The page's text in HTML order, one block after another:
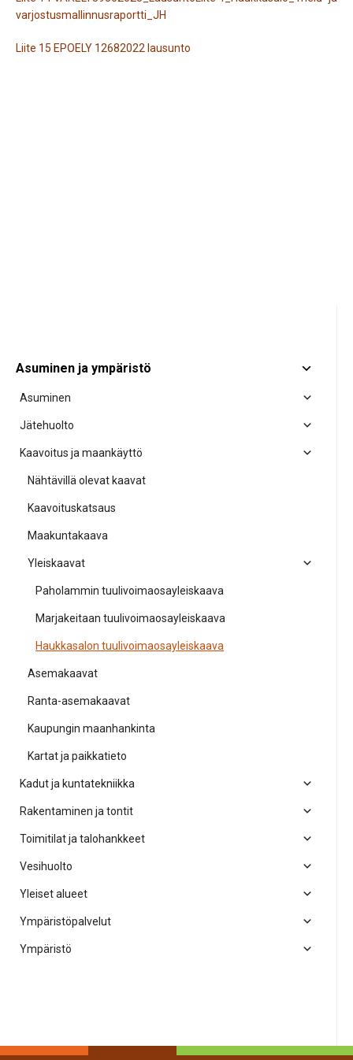
varjostusmallinnusraportti_JH
Liite 15 EPOELY 12682022 lausunto
Asuminen ja ympäristö
Asuminen
Jätehuolto
Kaavoitus ja maankäyttö
Nähtävillä olevat kaavat
Kaavoituskatsaus
Maakuntakaava
Yleiskaavat
Paholammin tuulivoimaosayleiskaava
Marjakeitaan tuulivoimaosayleiskaava
Haukkasalon tuulivoimaosayleiskaava
Asemakaavat
Ranta-asemakaavat
Kaupungin maanhankinta
Kartat ja paikkatieto
Kadut ja kuntatekniikka
Rakentaminen ja tontit
Toimitilat ja talohankkeet
Vesihuolto
Yleiset alueet
Ympäristöpalvelut
Ympäristö